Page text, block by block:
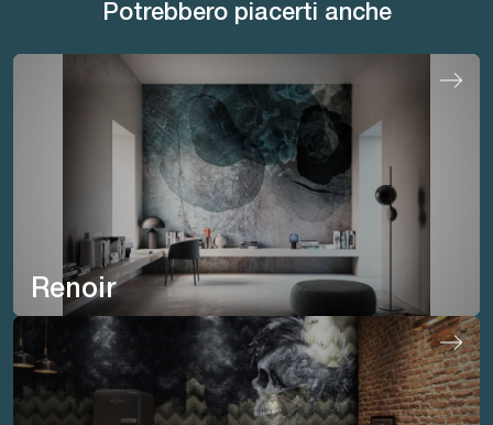
Potrebbero piacerti anche
Renoir